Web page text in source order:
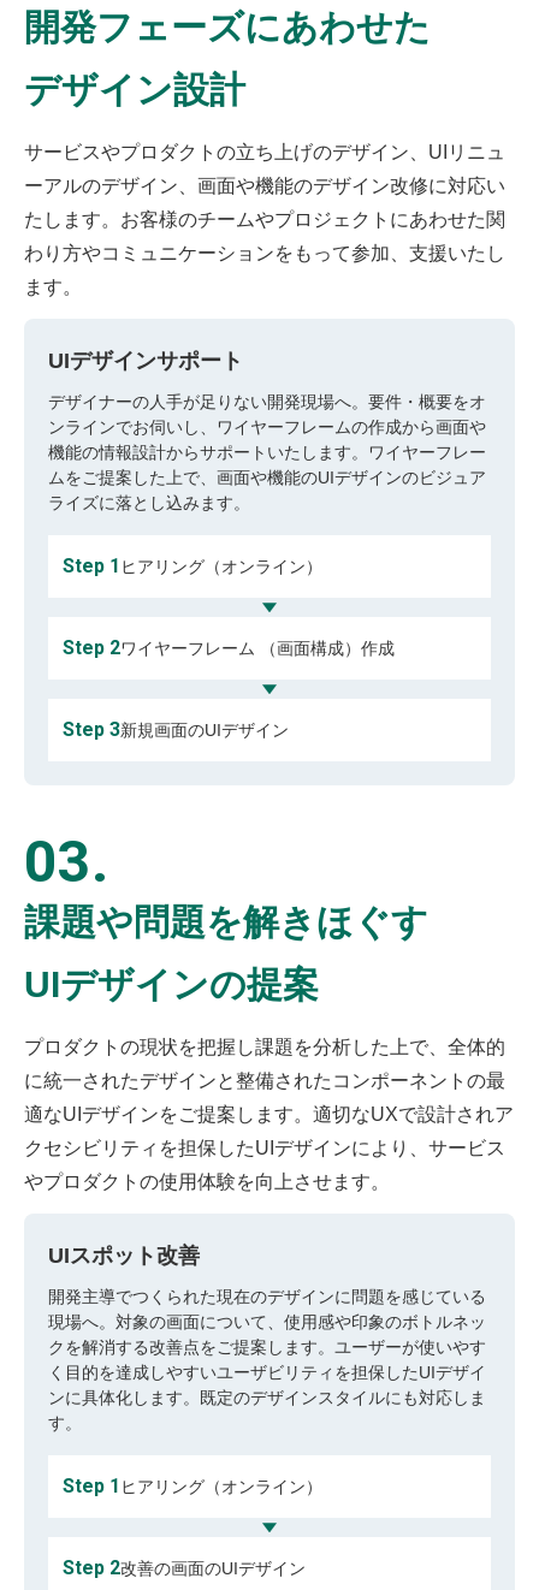
開発フェーズにあわせた
デザイン設計
サービスやプロダクトの立ち上げのデザイン、UIリニュ
ーアルのデザイン、画面や機能のデザイン改修に対応い
たします。お客様のチームやプロジェクトにあわせた関
わり方やコミュニケーションをもって参加、支援いたし
ます。
UIデザインサポート
デザイナーの人手が足りない開発現場へ。要件・概要をオ
ンラインでお伺いし、ワイヤーフレームの作成から画面や
機能の情報設計からサポートいたします。ワイヤーフレー
ムをご提案した上で、画面や機能のUIデザインのビジュア
ライズに落とし込みます。
Step 1 ヒアリング（オンライン）
Step 2ワイヤーフレーム （画面構成）作成
Step 3新規画面のUIデザイン
03.
課題や問題を解きほぐす
UIデザインの提案
プロダクトの現状を把握し課題を分析した上で、全体的
に統一されたデザインと整備されたコンポーネントの最
適なUIデザインをご提案します。適切なUXで設計されア
クセシビリティを担保したUIデザインにより、サービス
やプロダクトの使用体験を向上させます。
UIスポット改善
開発主導でつくられた現在のデザインに問題を感じている
現場へ。対象の画面について、使用感や印象のボトルネッ
クを解消する改善点をご提案します。ユーザーが使いやす
く目的を達成しやすいユーザビリティを担保したUIデザイ
ンに具体化します。既定のデザインスタイルにも対応しま
す。
Step 1 ヒアリング（オンライン）
Step 2改善の画面のUIデザイン